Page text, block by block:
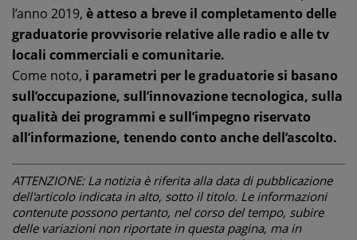
l’anno 2019, è atteso a breve il completamento delle
graduatorie provvisorie relative alle radio e alle tv
locali commerciali e comunitarie.
Come noto, i parametri per le graduatorie si basano
sull’occupazione, sull’innovazione tecnologica, sulla
qualità dei programmi e sull’impegno riservato
all’informazione, tenendo conto anche dell’ascolto.
ATTENZIONE: La notizia è riferita alla data di pubblicazione
dell'articolo indicata in alto, sotto il titolo. Le informazioni
contenute possono pertanto, nel corso del tempo, subire
delle variazioni non riportate in questa pagina, ma in